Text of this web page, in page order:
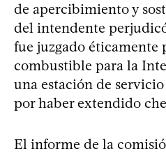
de apercibimiento y
del intendente
fue juzgado éticamente
combustible para la
una estación de
por haber extendido
El informe de la